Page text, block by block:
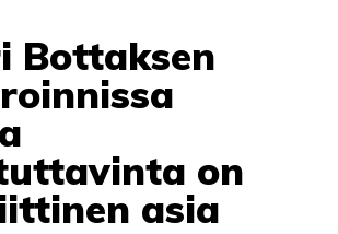
Bottaksen
on
asia